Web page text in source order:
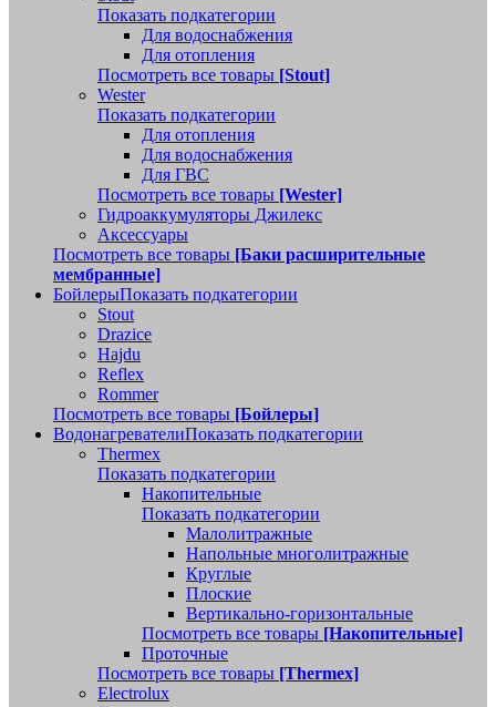
Показать подкатегории
Для водоснабжения
Для отопления
Посмотреть все товары [Stout]
Wester
Показать подкатегории
Для отопления
Для водоснабжения
Для ГВС
Посмотреть все товары [Wester]
Гидроаккумуляторы Джилекс
Аксессуары
Посмотреть все товары [Баки расширительные
мембранные]
БойлерыПоказать подкатегории
Stout
Drazice
Hajdu
Reflex
Rommer
Посмотреть все товары [Бойлеры]
ВодонагревателиПоказать подкатегории
Thermex
Показать подкатегории
Накопительные
Показать подкатегории
Малолитражные
Напольные многолитражные
Круглые
Плоские
Вертикально-горизонтальные
Посмотреть все товары [Накопительные]
Проточные
Посмотреть все товары [Thermex]
Electrolux